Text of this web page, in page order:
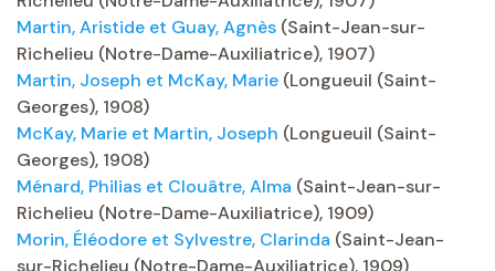
Martin, Aristide et Guay, Agnès (Saint-Jean-sur-
Richelieu (Notre-Dame-Auxiliatrice), 1907)
Martin, Joseph et McKay, Marie (Longueuil (Saint-
Georges), 1908)
McKay, Marie et Martin, Joseph (Longueuil (Saint-
Georges), 1908)
Ménard, Philias et Clouâtre, Alma (Saint-Jean-sur-
Richelieu (Notre-Dame-Auxiliatrice), 1909)
Morin, Éléodore et Sylvestre, Clarinda (Saint-Jean-
sur-Richelieu (Notre-Dame-Auxiliatrice), 1909)